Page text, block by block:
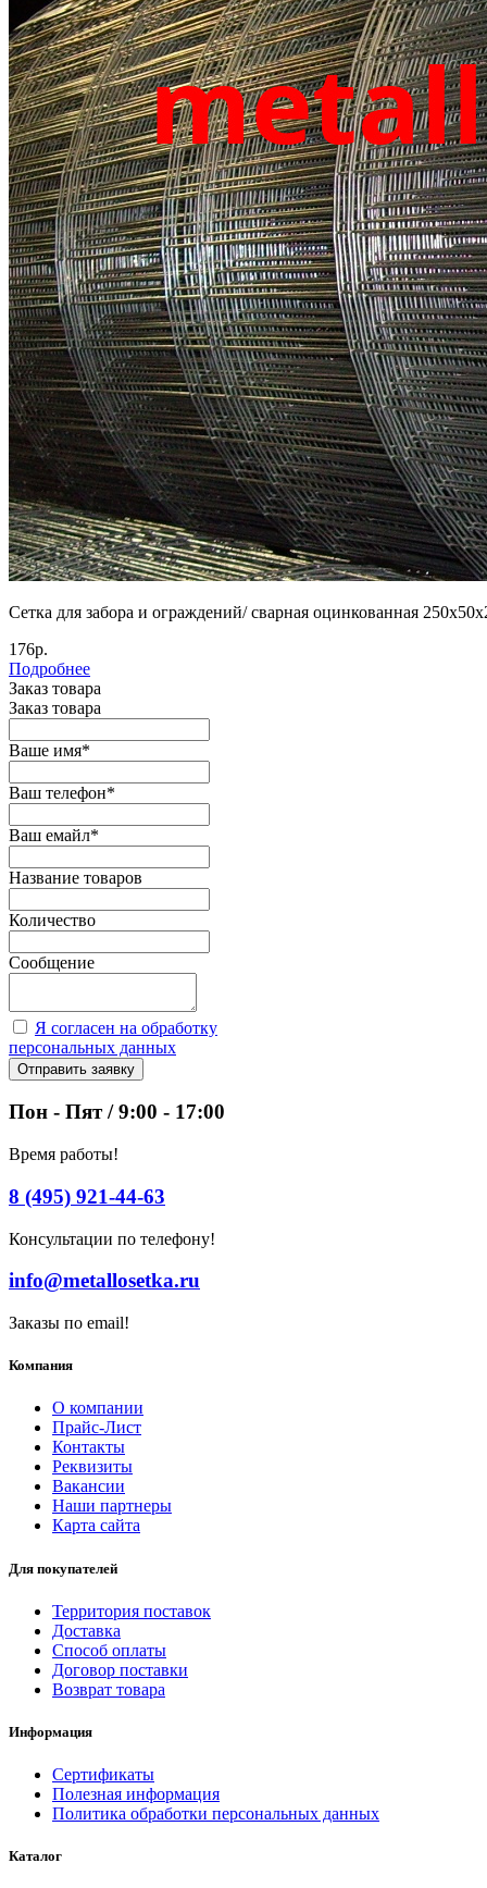
Сетка для забора и ограждений/ сварная оцинкованная
176р.
Подробнее
Заказ товара
Заказ товара
Ваше имя*
Ваш телефон*
Ваш емайл*
Название товаров
Количество
Сообщение
Я согласен на обработку
персональных данных
Отправить заявку
Пон - Пят / 9:00 - 17:00
Время работы!
8 (495) 921-44-63
Консультации по телефону!
info@metallosetka.ru
Заказы по email!
Компания
О компании
Прайс-Лист
Контакты
Реквизиты
Вакансии
Наши партнеры
Карта сайта
Для покупателей
Территория поставок
Доставка
Способ оплаты
Договор поставки
Возврат товара
Информация
Сертификаты
Полезная информация
Политика обработки персональных данных
Каталог